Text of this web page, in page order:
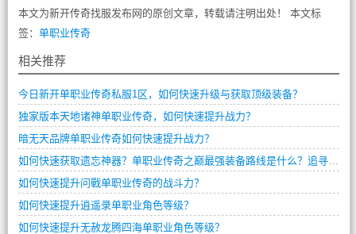
本文为新开传奇找服发布网的原创文章，转载请注明出处！ 本文标
签： 单职业传奇
相关推荐
今日新开单职业传奇私服1区，如何快速升级与获取顶级装备？
独家版本天地诸神单职业传奇，如何快速提升战力？
暗无天品牌单职业传奇如何快速提升战力？
如何快速获取遗忘神器？单职业传奇之巅最强装备路线是什么？追寻失落记忆任务卡关了怎么办？
如何快速提升问戰单职业传奇的战斗力？
如何快速提升逍遥录单职业角色等级？
如何快速提升无赦龙腾四海单职业角色等级？